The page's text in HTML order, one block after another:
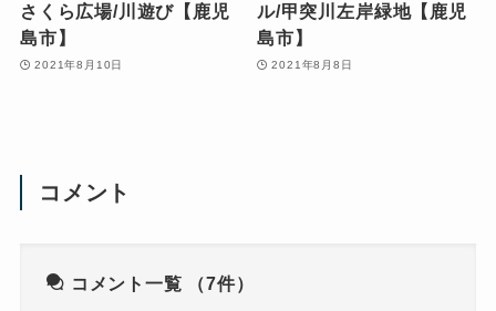
さくら広場/川遊び【鹿児
島市】
2021年8月10日
ル/甲突川左岸緑地【鹿児
島市】
2021年8月8日
コメント
コメント一覧 （7件）